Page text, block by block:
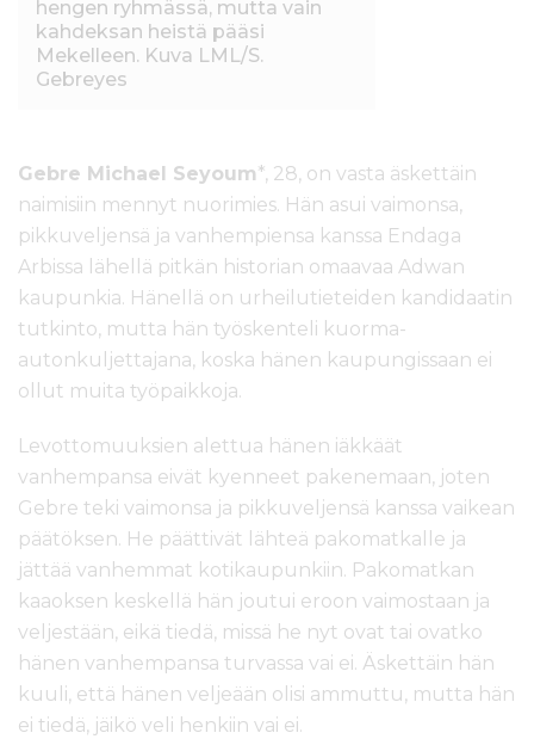
hengen ryhmässä, mutta vain
kahdeksan heistä pääsi
Mekelleen. Kuva LML/S.
Gebreyes
Gebre Michael Seyoum *, 28, on vasta äskettäin
naimisiin mennyt nuorimies. Hän asui vaimonsa,
pikkuveljensä ja vanhempiensa kanssa Endaga
Arbissa lähellä pitkän historian omaavaa Adwan
kaupunkia. Hänellä on urheilutieteiden kandidaatin
tutkinto, mutta hän työskenteli kuorma-
autonkuljettajana, koska hänen kaupungissaan ei
ollut muita työpaikkoja.
Levottomuuksien alettua hänen iäkkäät
vanhempansa eivät kyenneet pakenemaan, joten
Gebre teki vaimonsa ja pikkuveljensä kanssa vaikean
päätöksen. He päättivät lähteä pakomatkalle ja
jättää vanhemmat kotikaupunkiin. Pakomatkan
kaaoksen keskellä hän joutui eroon vaimostaan ja
veljestään, eikä tiedä, missä he nyt ovat tai ovatko
hänen vanhempansa turvassa vai ei. Äskettäin hän
kuuli, että hänen veljeään olisi ammuttu, mutta hän
ei tiedä, jäikö veli henkiin vai ei.